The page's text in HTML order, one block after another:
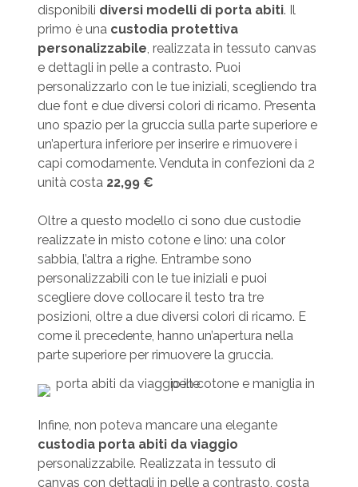
disponibili diversi modelli di porta abiti. Il
primo è una custodia protettiva
personalizzabile, realizzata in tessuto canvas
e dettagli in pelle a contrasto. Puoi
personalizzarlo con le tue iniziali, scegliendo tra
due font e due diversi colori di ricamo. Presenta
uno spazio per la gruccia sulla parte superiore e
un’apertura inferiore per inserire e rimuovere i
capi comodamente. Venduta in confezioni da 2
unità costa22,99 €
Oltre a questo modello ci sono due custodie
realizzate in misto cotone e lino: una color
sabbia, l’altra a righe. Entrambe sono
personalizzabili con le tue iniziali e puoi
scegliere dove collocare il testo tra tre
posizioni, oltre a due diversi colori di ricamo. E
come il precedente, hanno un’apertura nella
parte superiore per rimuovere la gruccia.
Infine, non poteva mancare una elegante
custodia porta abiti da viaggio
personalizzabile. Realizzata in tessuto di
canvas con dettagli in pelle a contrasto, costa